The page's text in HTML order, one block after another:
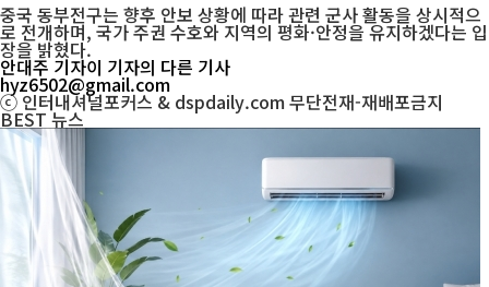
중국 동부전구는 향후 안보 상황에 따라 관련 군사 활동을 상시적으
로 전개하며, 국가 주권 수호와 지역의 평화·안정을 유지하겠다는 입
장을 밝혔다.
안대주 기자이 기자의 다른 기사
hyz6502@gmail.com
ⓒ 인터내셔널포커스 & dspdaily.com 무단전재-재배포금지
BEST뉴스